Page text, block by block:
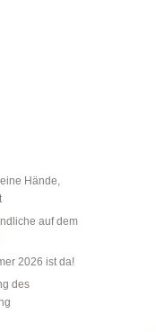
Hände,
auf dem
2026 ist da!
des